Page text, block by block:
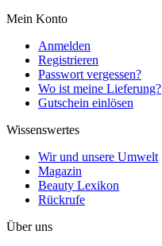
Mein Konto
Anmelden
Registrieren
Passwort vergessen?
Wo ist meine Lieferung?
Gutschein einlösen
Wissenswertes
Wir und unsere Umwelt
Magazin
Beauty Lexikon
Rückrufe
Über uns